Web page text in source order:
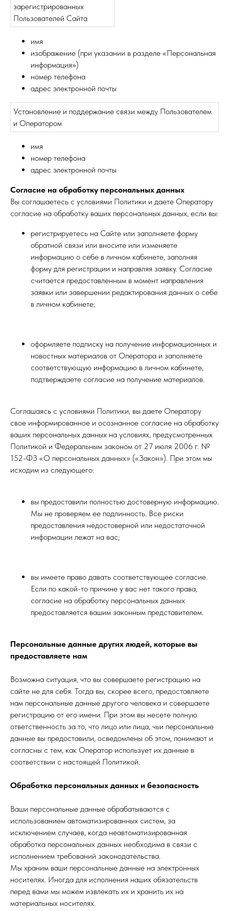
зарегистрированных
Пользователей Сайта
имя
изображение (при указании в разделе «Персональная
информация»)
номер телефона
адрес электронной почты
Установление и поддержание связи между Пользователем
и Оператором
имя
номер телефона
адрес электронной почты
Согласие на обработку персональных данных
Вы соглашаетесь с условиями Политики и даете Оператору
согласие на обработку ваших персональных данных, если вы:
регистрируетесь на Сайте или заполняете форму
обратной связи или вносите или изменяете
информацию о себе в личном кабинете, заполняя
форму для регистрации и направляя заявку. Согласие
считается предоставленным в момент направления
заявки или завершении редактирования данных о себе
в личном кабинете;
оформляете подписку на получение информационных и
новостных материалов от Оператора и заполняете
соответствующую информацию в личном кабинете,
подтверждаете согласие на получение материалов.
Соглашаясь с условиями Политики, вы даете Оператору
свое информированное и осознанное согласие на обработку
ваших персональных данных на условиях, предусмотренных
Политикой и Федеральным законом от 27 июля 2006 г. №
152-ФЗ «О персональных данных» («Закон»). При этом мы
исходим из следующего:
вы предоставили полностью достоверную информацию.
Мы не проверяем ее подлинность. Все риски
предоставления недостоверной или недостаточной
информации лежат на вас;
вы имеете право давать соответствующее согласие.
Если по какой-то причине у вас нет такого права,
согласие на обработку персональных данных
предоставляется вашим законным представителем.
Персональные данные других людей, которые вы
предоставляете нам
Возможна ситуация, что вы совершаете регистрацию на
сайте не для себя. Тогда вы, скорее всего, предоставляете
нам персональные данные другого человека и совершаете
регистрацию от его имени. При этом вы несете полную
ответственность за то, что лицо или лица, чьи персональные
данные вы предоставили, осведомлены об этом, понимают и
согласны с тем, как Оператор использует их данные в
соответствии с настоящей Политикой.
Обработка персональных данных и безопасность
Ваши персональные данные обрабатываются с
использованием автоматизированных систем, за
исключением случаев, когда неавтоматизированная
обработка персональных данных необходима в связи с
исполнением требований законодательства.
Мы храним ваши персональные данные на электронных
носителях. Иногда для исполнения наших обязательств
перед вами мы можем извлекать их и хранить их на
материальных носителях.